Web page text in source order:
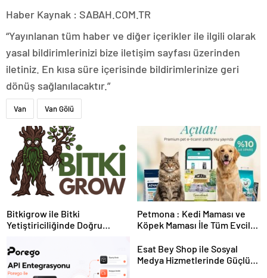
Haber Kaynak : SABAH.COM.TR
“Yayınlanan tüm haber ve diğer içerikler ile ilgili olarak
yasal bildirimlerinizi bize iletişim sayfası üzerinden
iletiniz. En kısa süre içerisinde bildirimlerinize geri
dönüş sağlanılacaktır.”
Van Van Gölü
Bitkigrow ile Bitki
Yetiştiriciliğinde Doğru
Petmona : Kedi Maması ve
Köpek Maması İle Tüm Evcil
Esat Bey Shop ile Sosyal
Medya Hizmetlerinde Güçlü